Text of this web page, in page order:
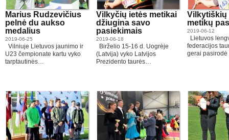
Marius Rudzevičius
pelnė du aukso
medalius
2019-06-25
Vilniuje Lietuvos jaunimo ir
U23 čempionate kartu vyko
tarptautinės…
Vilkyčių ietės metikai
džiugina savo
pasiekimais
2019-06-18
Birželio 15-16 d. Uogrėje
(Latvija) vyko Latvijos
Prezidento taurės…
Vilkytiškių
metikų
2019-06-12
Lietuvos
federacijos
gerai